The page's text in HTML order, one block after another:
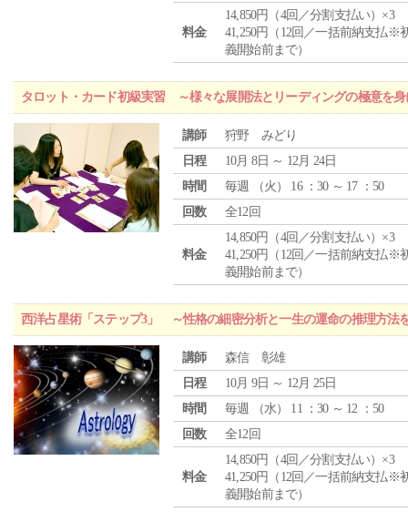
料金
14,850円（4回／分割支払い）×3
41,250円（12回／一括前納支払※
義開始前まで）
タロット・カード初級実習 ～様々な展開法とリーディングの極意を身
講師
狩野 みどり
日程
10月 8日 ～ 12月 24日
時間
毎週 （火 ） 16 ：30 ～ 17 ：50
回数
全12回
料金
14,850円（4回／分割支払い）×3
41,250円（12回／一括前納支払※
義開始前まで）
西洋占星術「ステップ3」 ～性格の細密分析と一生の運命の推理方法
講師
森信 彰雄
日程
10月 9日 ～ 12月 25日
時間
毎週 （水） 11 ：30 ～ 12 ：50
回数
全12回
料金
14,850円（4回／分割支払い）×3
41,250円（12回／一括前納支払※
義開始前まで）